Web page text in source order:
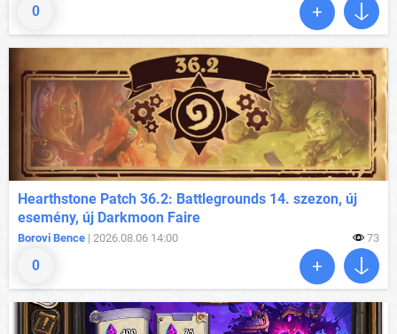
0
0
Hearthstone Patch 36.2: Battlegrounds 14. szezon, új
esemény, új Darkmoon Faire
Borovi Bence | 2026.08.06 14:00 73